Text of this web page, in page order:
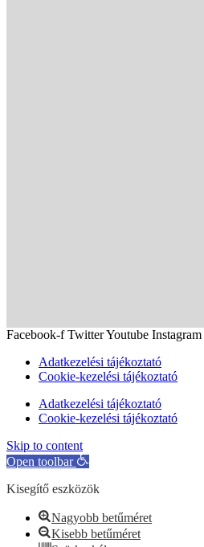
Facebook-f TwitterYoutube Instagram
Adatkezelési tájékoztató
Cookie-kezelési tájékoztató
Adatkezelési tájékoztató
Cookie-kezelési tájékoztató
Skip to content
Open toolbar
Kisegítő eszközök
Nagyobb betűméret
Kisebb betűméret